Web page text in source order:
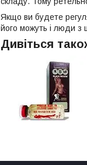
Якщо ви будете
його можуть і люди з
Дивіться